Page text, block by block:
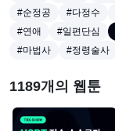
#순정공
#다정수
#연애
#일편단심
#마법사
#정령술사
1189개의 웹툰